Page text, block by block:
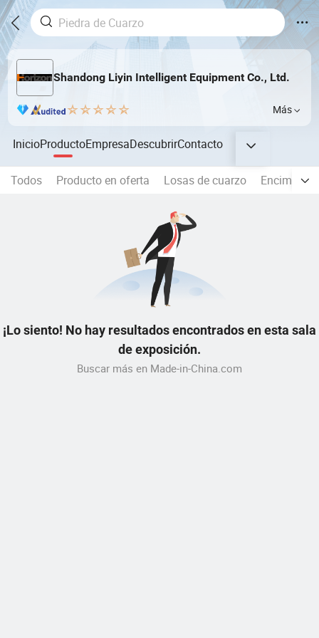
Shandong Liyin Intelligent Equipment Co., Ltd.
Más
InicioProductoEmpresaDescubrirContacto
Todos Producto en oferta Losas de cuarzo Encimera
¡Lo siento! No hay resultados encontrados en esta sala
de exposición.
Buscar más en Made-in-China.com